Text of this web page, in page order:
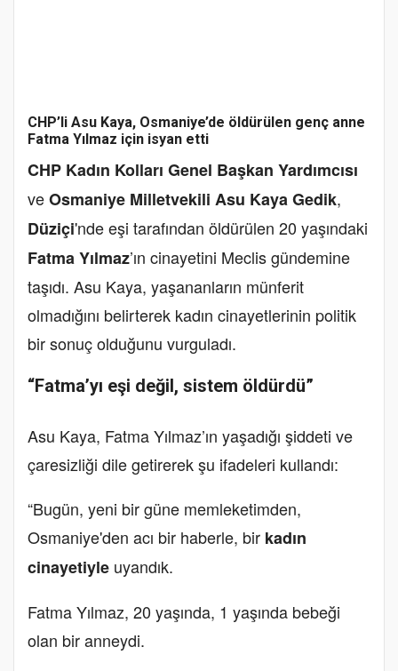
CHP’li Asu Kaya, Osmaniye’de öldürülen genç anne
Fatma Yılmaz için isyan etti
CHP Kadın Kolları Genel Başkan Yardımcısı
veOsmaniye Milletvekili Asu Kaya Gedik,
Düziçi'nde eşi tarafından öldürülen 20 yaşındaki
Fatma Yılmaz’ın cinayetini Meclis gündemine
taşıdı. Asu Kaya, yaşananların münferit
olmadığını belirterek kadın cinayetlerinin politik
bir sonuç olduğunu vurguladı.
“Fatma’yı eşi değil, sistem öldürdü”
Asu Kaya, Fatma Yılmaz’ın yaşadığı şiddeti ve
çaresizliği dile getirerek şu ifadeleri kullandı:
“Bugün, yeni bir güne memleketimden,
Osmaniye'den acı bir haberle, bir kadın
cinayetiyle uyandık.
Fatma Yılmaz, 20 yaşında, 1 yaşında bebeği
olan bir anneydi.